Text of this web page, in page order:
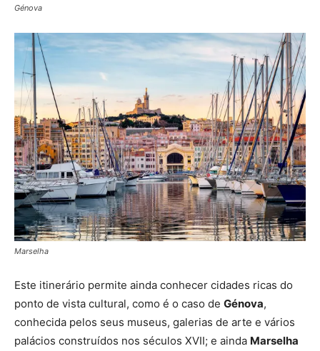
Génova
Marselha
Este itinerário permite ainda conhecer cidades ricas do
ponto de vista cultural, como é o caso de Génova,
conhecida pelos seus museus, galerias de arte e vários
palácios construídos nos séculos XVII; e ainda Marselha